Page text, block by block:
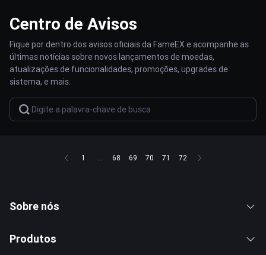
Centro de Avisos
Fique por dentro dos avisos oficiais da FameEX e acompanhe as
últimas notícias sobre novos lançamentos de moedas,
atualizações de funcionalidades, promoções, upgrades de
sistema, e mais.
1 ... 68 69 70 71 72
Sobre nós
Produtos